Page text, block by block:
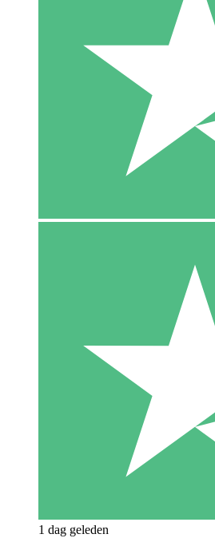
1 dag geleden